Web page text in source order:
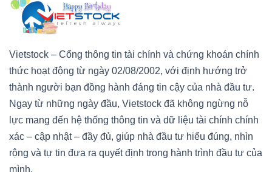
Vietstock – Cổng thông tin tài chính và chứng khoán chính
thức hoạt động từ ngày 02/08/2002, với định hướng trở
thành người bạn đồng hành đáng tin cậy của nhà đầu tư.
Ngay từ những ngày đầu, Vietstock đã không ngừng nỗ
lực mang đến hệ thống thông tin và dữ liệu tài chính chính
xác – cập nhật – đầy đủ, giúp nhà đầu tư hiểu đúng, nhìn
rộng và tự tin đưa ra quyết định trong hành trình đầu tư của
mình.